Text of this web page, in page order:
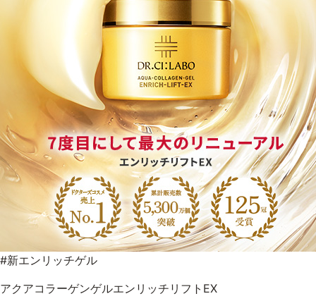
#新エンリッチゲル
アクアコラーゲンゲルエンリッチリフトEX